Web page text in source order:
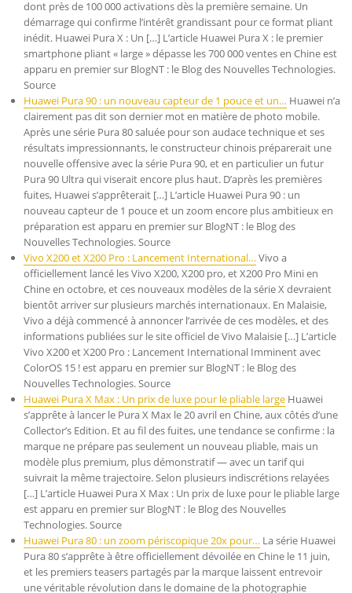
dont près de 100 000 activations dès la première semaine. Un
démarrage qui confirme l’intérêt grandissant pour ce format pliant
inédit. Huawei Pura X : Un […] L’article Huawei Pura X : le premier
smartphone pliant « large » dépasse les 700 000 ventes en Chine est
apparu en premier sur BlogNT : le Blog des Nouvelles Technologies.
Source
Huawei Pura 90 : un nouveau capteur de 1 pouce et un… Huawei n’a
clairement pas dit son dernier mot en matière de photo mobile.
Après une série Pura 80 saluée pour son audace technique et ses
résultats impressionnants, le constructeur chinois préparerait une
nouvelle offensive avec la série Pura 90, et en particulier un futur
Pura 90 Ultra qui viserait encore plus haut. D’après les premières
fuites, Huawei s’apprêterait […] L’article Huawei Pura 90 : un
nouveau capteur de 1 pouce et un zoom encore plus ambitieux en
préparation est apparu en premier sur BlogNT : le Blog des
Nouvelles Technologies. Source
Vivo X200 et X200 Pro : Lancement International…Vivo a
officiellement lancé les Vivo X200, X200 pro, et X200 Pro Mini en
Chine en octobre, et ces nouveaux modèles de la série X devraient
bientôt arriver sur plusieurs marchés internationaux. En Malaisie,
Vivo a déjà commencé à annoncer l’arrivée de ces modèles, et des
informations publiées sur le site officiel de Vivo Malaisie […] L’article
Vivo X200 et X200 Pro : Lancement International Imminent avec
ColorOS 15 ! est apparu en premier sur BlogNT : le Blog des
Nouvelles Technologies. Source
Huawei Pura X Max : Un prix de luxe pour le pliable large Huawei
s’apprête à lancer le Pura X Max le 20 avril en Chine, aux côtés d’une
Collector’s Edition. Et au fil des fuites, une tendance se confirme : la
marque ne prépare pas seulement un nouveau pliable, mais un
modèle plus premium, plus démonstratif — avec un tarif qui
suivrait la même trajectoire. Selon plusieurs indiscrétions relayées
[…] L’article Huawei Pura X Max : Un prix de luxe pour le pliable large
est apparu en premier sur BlogNT : le Blog des Nouvelles
Technologies. Source
Huawei Pura 80 : un zoom périscopique 20x pour… La série Huawei
Pura 80 s’apprête à être officiellement dévoilée en Chine le 11 juin,
et les premiers teasers partagés par la marque laissent entrevoir
une véritable révolution dans le domaine de la photographie